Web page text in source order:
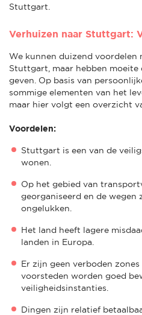
Stuttgart.
Verhuizen naar Stuttgart:
We kunnen duizend voordelen
Stuttgart, maar hebben moeite
geven. Op basis van
sommige elementen van het
maar hier volgt een overzicht
Voordelen:
Stuttgart is een van de
wonen.
Op het gebied van
georganiseerd en de wegen
ongelukken.
Het land heeft lagere
landen in Europa.
Er zijn geen verboden
voorsteden worden goed
veiligheidsinstanties.
Dingen zijn relatief